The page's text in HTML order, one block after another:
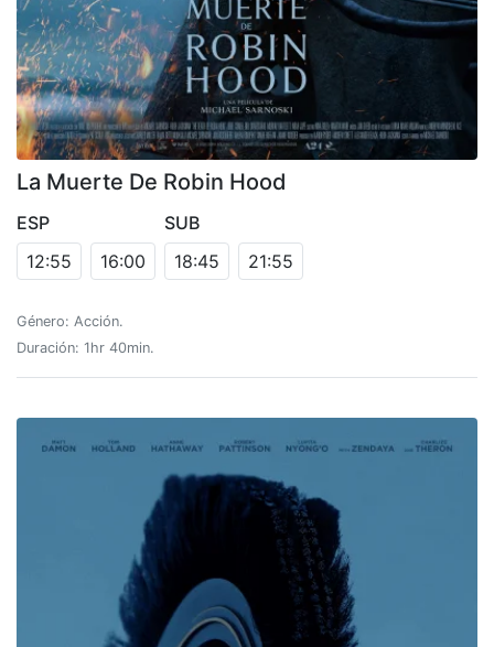
La Muerte De Robin Hood
ESP
12:55
16:00
SUB
18:45
21:55
Género: Acción.
Duración: 1hr 40min.